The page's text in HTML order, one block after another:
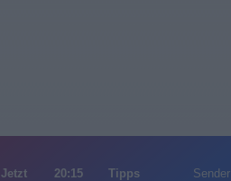
Jetzt 20:15 Tipps Sender